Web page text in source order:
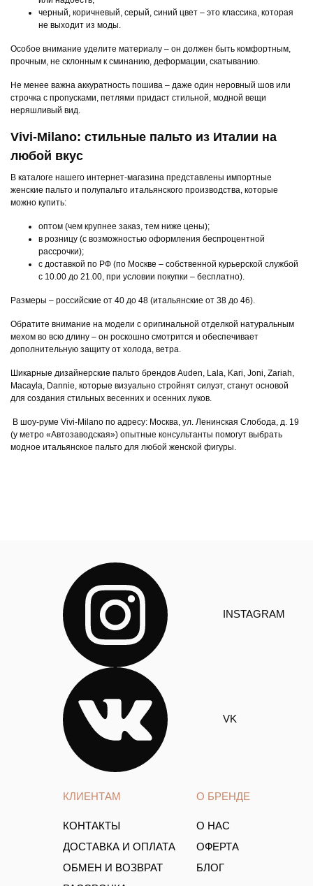
черный, коричневый, серый, синий цвет – это классика, которая
не выходит из моды.
Особое внимание уделите материалу – он должен быть комфортным,
прочным, не склонным к сминанию, деформации, скатыванию.
Не менее важна аккуратность пошива – даже один неровный шов или
строчка с пропусками, петлями придаст стильной, модной вещи
неряшливый вид.
Vivi-Milano: стильные пальто из Италии на
любой вкус
В каталоге нашего интернет-магазина представлены импортные
женские пальто и полупальто итальянского производства, которые
можно купить:
оптом (чем крупнее заказ, тем ниже цены);
в розницу (с возможностью оформления беспроцентной
рассрочки);
с доставкой по РФ (по Москве – собственной курьерской службой
с 10.00 до 21.00, при условии покупки – бесплатно).
Размеры – российские от 40 до 48 (итальянские от 38 до 46).
Обратите внимание на модели с оригинальной отделкой натуральным
мехом во всю длину – он роскошно смотрится и обеспечивает
дополнительную защиту от холода, ветра.
Шикарные дизайнерские пальто брендов Auden, Lala, Kari, Joni, Zariah,
Macayla, Dannie, которые визуально стройнят силуэт, станут основой
для создания стильных весенних и осенних луков.
В шоу-руме Vivi-Milano по адресу: Москва, ул. Ленинская Слобода, д. 19
(у метро «Автозаводская») опытные консультанты помогут выбрать
модное итальянское пальто для любой женской фигуры.
КЛИЕНТАМ
КОНТАКТЫ
ДОСТАВКА И ОПЛАТА
ОБМЕН И ВОЗВРАТ
О БРЕНДЕ
О НАС
ОФЕРТА
БЛОГ
INSTAGRAM
VK